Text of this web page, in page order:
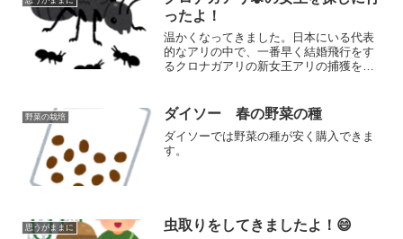
と考えていました。
ったよ！
温かくなってきました。日本にいる代表
的なアリの中で、一番早く結婚飛行をす
るクロナガアリの新女王アリの捕獲をし
認していましたのでそのあたりを中心に
探すことにしました。
野菜の栽培 ダイソー 春の野菜の種
ダイソーでは野菜の種が安く購入できま
す。
思うがままに 虫取りをしてきましたよ！😄